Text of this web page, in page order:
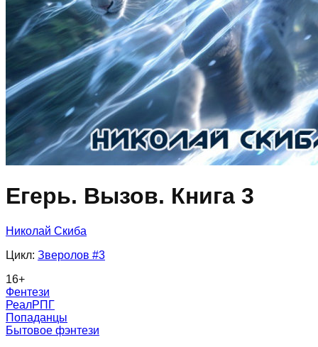
Егерь. Вызов. Книга 3
Николай Скиба
Цикл: Зверолов #3
16+
Фентези
РеалРПГ
Попаданцы
Бытовое фэнтези